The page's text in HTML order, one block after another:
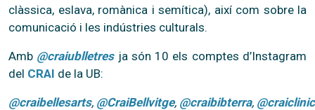
clàssica, eslava, romànica i semítica), així com sobre la
comunicació i les indústries culturals.
Amb @craiublletresja són 10 els comptes d’Instagram
del CRAI de la UB:
@craibellesarts, @CraiBellvitge, @craibibterra, @craiclinic